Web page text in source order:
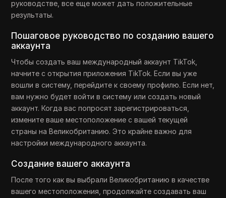
руководстве, все еще может дать положительные
результаты.
Пошаговое руководство по созданию вашего
аккаунта
Чтобы создать ваш международный аккаунт TikTok,
начните с открытия приложения TikTok. Если вы уже
вошли в систему, перейдите к своему профилю. Если нет,
вам нужно будет войти в систему или создать новый
аккаунт. Когда вас попросят зарегистрироваться,
измените ваше местоположение с вашей текущей
страны на Великобританию. Это крайне важно для
настройки международного аккаунта.
Создание вашего аккаунта
После того как вы выбрали Великобританию в качестве
вашего местоположения, продолжайте создавать ваш